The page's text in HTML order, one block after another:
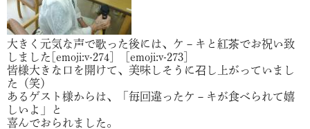
大きく元気な声で歌った後には、ケ－キと紅茶でお祝い致
しました[emoji:v-274] [emoji:v-273]
皆様大きな口を開けて、美味しそうに召し上がっていまし
た（笑）
あるゲスト様からは、「毎回違ったケ－キが食べられて嬉
しいよ」と
喜んでおられました。